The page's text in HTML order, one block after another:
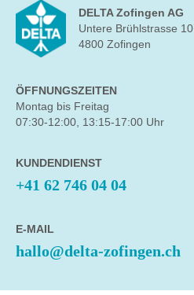
DELTA Zofingen AG
Untere Brühlstrasse 10
4800 Zofingen
ÖFFNUNGSZEITEN
Montag bis Freitag
07:30-12:00, 13:15-17:00 Uhr
KUNDENDIENST
+41 62 746 04 04
E-MAIL
hallo@delta-zofingen.ch